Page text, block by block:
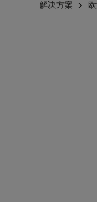
解决方案